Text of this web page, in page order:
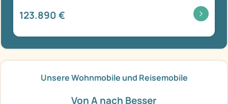
123.890 €
Unsere Wohnmobile und Reisemobile
Von A nach Besser